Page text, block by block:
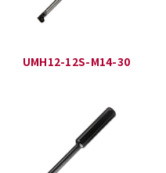
UMH12-12S-M14-30